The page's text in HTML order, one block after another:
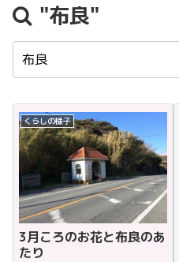
"布良"
くらしの様子
3月ころのお花と布良のあ
たり